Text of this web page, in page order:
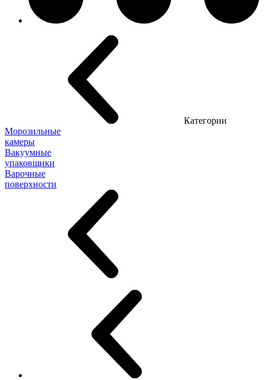
Категории
Морозильные
камеры
Вакуумные
упаковщики
Варочные
поверхности